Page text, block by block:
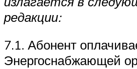
редакции:
7.1. Абонент
Энергоснабжающей